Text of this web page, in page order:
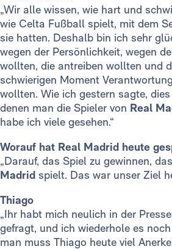
„Wir alle wissen, wie hart und
wie Celta Fußball spielt, mit dem
sie hatten. Deshalb bin ich sehr
wegen der Persönlichkeit, wegen
wollten, die antreiben wollten und
schwierigen Moment
wollten. Wie ich gestern sagte,
denen man die Spieler von Real
habe ich viele gesehen.“
Worauf hat Real Madrid heute
„Darauf, das Spiel zu gewinnen,
Madrid spielt. Das war unser Ziel
Thiago
„Ihr habt mich neulich in der
gefragt, und ich wiederhole es
man muss Thiago heute viel